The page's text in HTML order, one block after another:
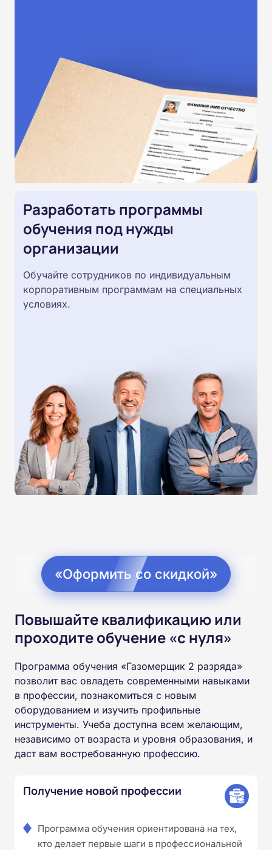
Разработать программы
обучения под нужды
организации
Обучайте сотрудников по индивидуальным
корпоративным программам на специальных
условиях.
«Оформить со скидкой»
Повышайте квалификацию или
проходите обучение «с нуля»
Программа обучения «Газомерщик 2 разряда»
позволит вас овладеть современными навыками
в профессии, познакомиться с новым
оборудованием и изучить профильные
инструменты. Учеба доступна всем желающим,
независимо от возраста и уровня образования, и
даст вам востребованную профессию.
Получение новой профессии
Программа обучения ориентирована на тех,
кто делает первые шаги в профессиональной